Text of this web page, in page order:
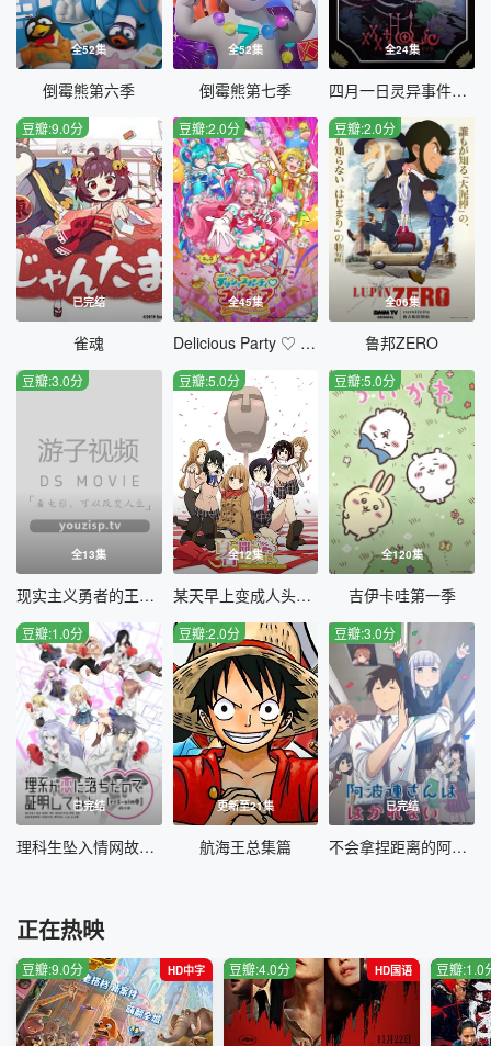
全52集
倒霉熊第六季
全52集
倒霉熊第七季
全24集
四月一日灵异事件簿第一季
已完结
豆瓣:9.0分
雀魂
全45集
豆瓣:2.0分
Delicious Party ♡ 光之美少女
全06集
豆瓣:2.0分
鲁邦ZERO
全13集
豆瓣:3.0分
现实主义勇者的王国再建记第二季
全12集
豆瓣:5.0分
某天早上变成人头麦克风的我君的人生
全120集
豆瓣:5.0分
吉伊卡哇第一季
已完结
豆瓣:1.0分
理科生坠入情网故尝试证明第二季国语
更新至21集
豆瓣:2.0分
航海王总集篇
已完结
豆瓣:3.0分
不会拿捏距离的阿波连同学国语
正在热映
HD中字
豆瓣:9.0分 HD国语
豆瓣:4.0分 豆瓣:1.0